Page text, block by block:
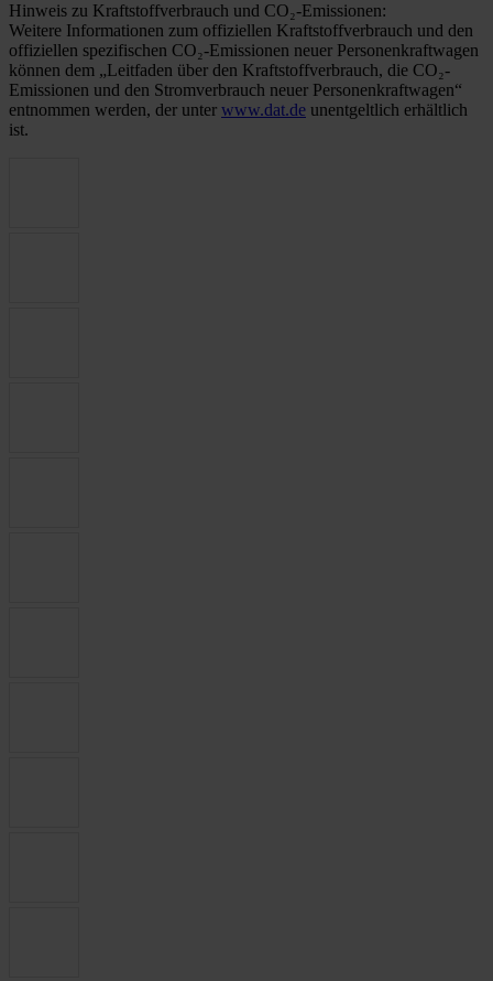
Hinweis zu Kraftstoffverbrauch und CO₂-Emissionen:
Weitere Informationen zum offiziellen Kraftstoffverbrauch und den
offiziellen spezifischen CO₂-Emissionen neuer Personenkraftwagen
können dem „Leitfaden über den Kraftstoffverbrauch, die CO₂-
Emissionen und den Stromverbrauch neuer Personenkraftwagen“
entnommen werden, der unter www.dat.de unentgeltlich erhältlich
ist.